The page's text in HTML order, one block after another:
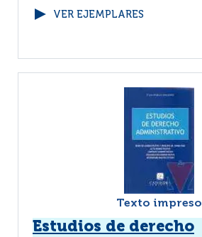
VER EJEMPLARES
Texto impreso
Estudios de derecho